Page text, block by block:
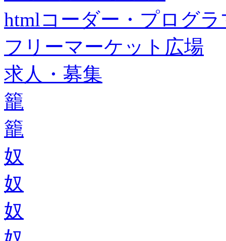
htmlコーダー・プログラ
フリーマーケット広場
求人・募集
籠
籠
奴
奴
奴